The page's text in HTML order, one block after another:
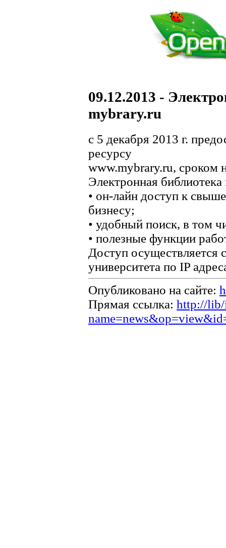
09.12.2013 -
mybrary.ru
с 5 декабря 2013 г.
ресурсу
www.mybrary.ru, сроком
Электронная
• он-лайн доступ к
бизнесу;
• удобный поиск, в том
• полезные функции
Доступ осуществляется
университета по IP
Опубликовано на сайте:
Прямая ссылка: http://lib/